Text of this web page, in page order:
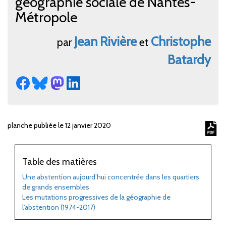
Métropole
par Jean Rivièreet Christophe
Batardy
planche publiée le 12 janvier 2020
Table des matières
Une abstention aujourd’hui concentrée dans les quartiers
de grands ensembles
Les mutations progressives de la géographie de
l’abstention (1974-2017)